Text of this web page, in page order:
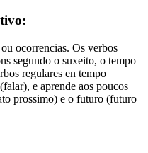
ocorrencias. Os verbos
segundo o suxeito, o tempo
regulares en tempo
e aprende aos poucos
prossimo) e o futuro (futuro